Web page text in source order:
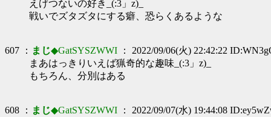
えげつないの好き_(:3」z)_
戦いでズタズタにする癖、恐らくあるような
607 ： まじ◆GatSYSZWWI ： 2022/09/06(火) 22:42:22
まあはっきりいえば猟奇的な趣味_(:3」z)_
もちろん、分別はある
608 ： まじ◆GatSYSZWWI ： 2022/09/07(水) 19:44:08